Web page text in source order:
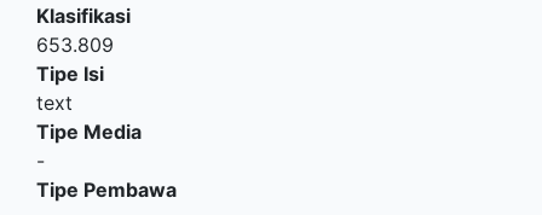
Klasifikasi
653.809
Tipe Isi
text
Tipe Media
-
Tipe Pembawa